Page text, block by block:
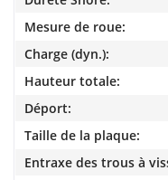
Mesure de roue:
Charge (dyn.):
Hauteur totale:
Déport:
Taille de la plaque:
Entraxe des trous à